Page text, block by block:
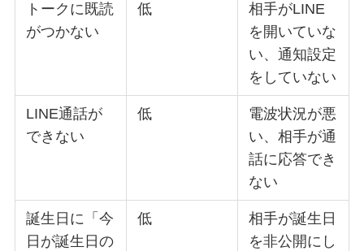
トークに既読
がつかない
低
相手がLINE
を開いていな
い、通知設定
をしていない
LINE通話が
できない
低
電波状況が悪
い、相手が通
話に応答でき
ない
誕生日に「今
日が誕生日の
低
相手が誕生日
を非公開にし